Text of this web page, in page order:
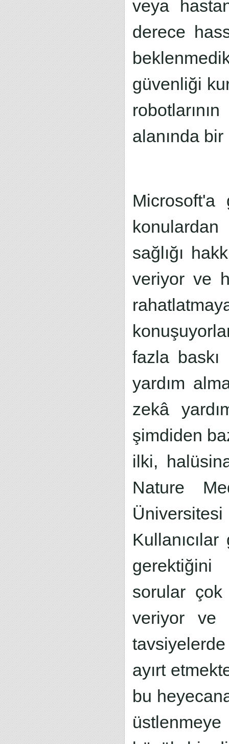
veya
derece
güvenliği
alanında
sağlığı
veriyor ve
fazla
yardım
zekâ
şimdiden
ilki,
Nature
gerektiğini
sorular çok
veriyor ve
ayırt
bu